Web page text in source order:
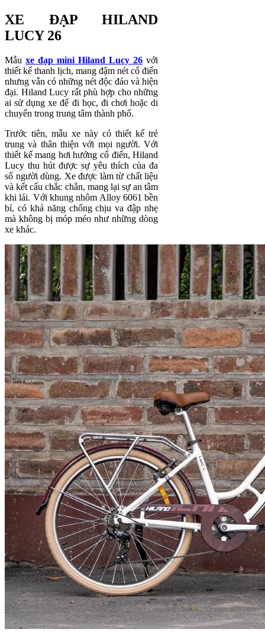
XE ĐẠP HILAND
LUCY 26
Mẫuxe đạp mini Hiland Lucy 26 với
thiết kế thanh lịch, mang đậm nét cổ điển
nhưng vẫn có những nét độc đáo và hiện
đại. Hiland Lucy rất phù hợp cho những
ai sử dụng xe để đi học, đi chơi hoặc di
chuyển trong trung tâm thành phố.
Trước tiên, mẫu xe này có thiết kế trẻ
trung và thân thiện với mọi người. Với
thiết kế mang hơi hướng cổ điển, Hiland
Lucy thu hút được sự yêu thích của đa
số người dùng. Xe được làm từ chất liệu
và kết cấu chắc chắn, mang lại sự an tâm
khi lái. Với khung nhôm Alloy 6061 bền
bỉ, có khả năng chống chịu va đập nhẹ
mà không bị móp méo như những dòng
xe khác.